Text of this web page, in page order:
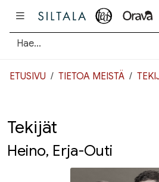
ETUSIVU TIETOA MEISTÄ
Tekijät
Heino, Erja-Outi